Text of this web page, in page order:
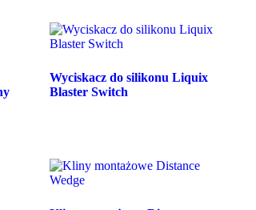
Wyciskacz do silikonu Liquix
Blaster Switch